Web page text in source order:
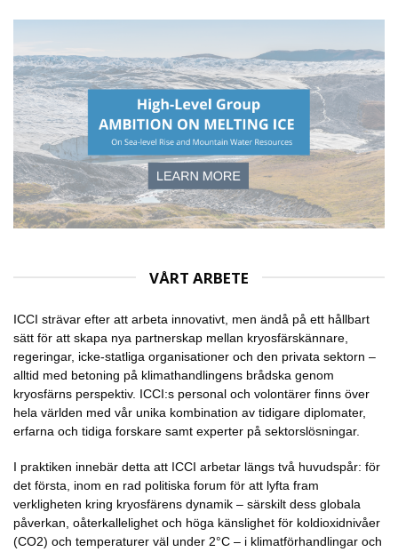
VÅRT ARBETE
ICCI strävar efter att arbeta innovativt, men ändå på ett hållbart
sätt för att skapa nya partnerskap mellan kryosfärskännare,
regeringar, icke-statliga organisationer och den privata sektorn –
alltid med betoning på klimathandlingens brådska genom
kryosfärns perspektiv. ICCI:s personal och volontärer finns över
hela världen med vår unika kombination av tidigare diplomater,
erfarna och tidiga forskare samt experter på sektorslösningar.
I praktiken innebär detta att ICCI arbetar längs två huvudspår: för
det första, inom en rad politiska forum för att lyfta fram
verkligheten kring kryosfärens dynamik – särskilt dess globala
påverkan, oåterkallelighet och höga känslighet för koldioxidnivåer
(CO2) och temperaturer väl under 2°C – i klimatförhandlingar och